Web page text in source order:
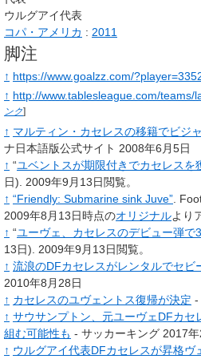
ウルグアイ代表
コパ・アメリカ : 2011
脚注
↑ https://www.goalzz.com/
↑ http://www.tablesleague.com/teams/
ンク]
↑ マルティン・カセレスの移籍でビジ
ナ日本語版公式サイト 2008年6月5日
↑ “ユベントスが期限付きでカセレスを
日).
2009年9月13日閲覧。
↑ “Friendly: Submarine sink Juve” .
2009年8月13日時点のオリジナルより
↑ “ユーヴェ、カセレスのデビュー弾で
13日).
2009年9月13日閲覧。
↑ 流浪のDFカセレスがレンタルでセビ
2010年8月28日
↑ カセレスのユヴェントス復帰が決定 -
↑ サウサンプトン、元ユーヴェDFカ
組む可能性も - サッカーキング 2017
↑ ウルグアイ代表DFカセレスが昇格ヴ